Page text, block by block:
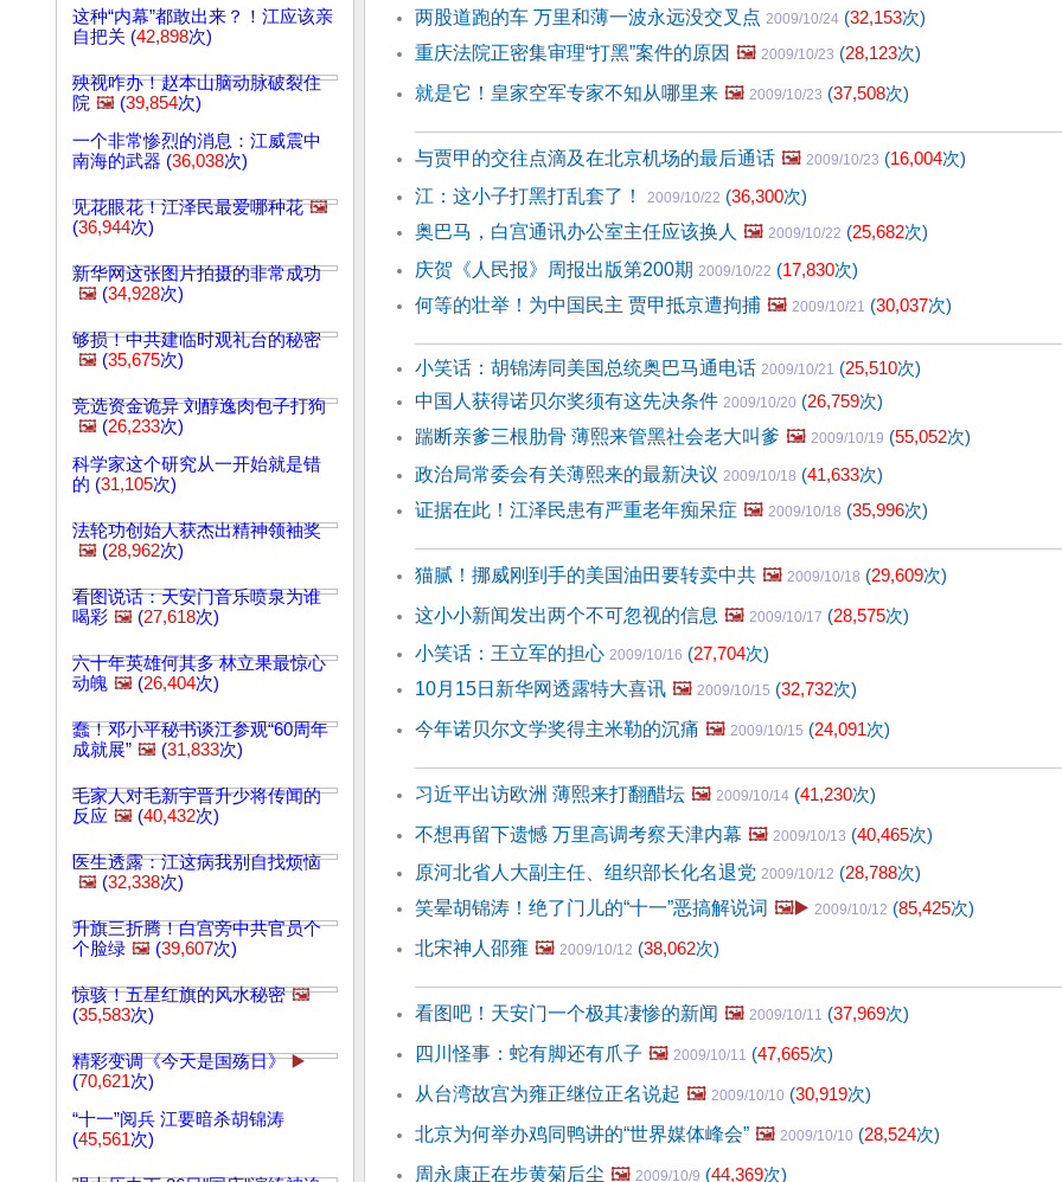
这种“内幕”都敢出来？！江应该亲
自把关 (42,898次)
殃视咋办！赵本山脑动脉破裂住
院 🖼️ (39,854次)
一个非常惨烈的消息：江威震中
南海的武器 (36,038次)
见花眼花！江泽民最爱哪种花 🖼️
(36,944次)
新华网这张图片拍摄的非常成功
🖼️ (34,928次)
够损！中共建临时观礼台的秘密
🖼️ (35,675次)
竞选资金诡异 刘醇逸肉包子打狗
🖼️ (26,233次)
科学家这个研究从一开始就是错
的 (31,105次)
法轮功创始人获杰出精神领袖奖
🖼️ (28,962次)
看图说话：天安门音乐喷泉为谁
喝彩 🖼️ (27,618次)
六十年英雄何其多 林立果最惊心
动魄 🖼️ (26,404次)
蠢！邓小平秘书谈江参观“60周年
成就展” 🖼️ (31,833次)
毛家人对毛新宇晋升少将传闻的
反应 🖼️ (40,432次)
医生透露：江这病我别自找烦恼
🖼️ (32,338次)
升旗三折腾！白宫旁中共官员个
个脸绿 🖼️ (39,607次)
惊骇！五星红旗的风水秘密 🖼️
(35,583次)
精彩变调《今天是国殇日》 ▶️
(70,621次)
“十一”阅兵 江要暗杀胡锦涛
(45,561次)
两股道跑的车 万里和薄一波永远没交叉点 2009/10/24 (32,153次)
重庆法院正密集审理“打黑”案件的原因 🖼️ 2009/10/23 (28,123次)
就是它！皇家空军专家不知从哪里来 🖼️ 2009/10/23 (37,508次)
与贾甲的交往点滴及在北京机场的最后通话 🖼️ 2009/10/23 (16,004次)
江：这小子打黑打乱套了！
2009/10/22 (36,300次)
奥巴马，白宫通讯办公室主任应该换人 🖼️ 2009/10/22 (25,682次)
庆贺《人民报》周报出版第200期 2009/10/22 (17,830次)
何等的壮举！为中国民主 贾甲抵京遭拘捕 🖼️ 2009/10/21 (30,037次)
小笑话：胡锦涛同美国总统奥巴马通电话 2009/10/21 (25,510次)
中国人获得诺贝尔奖须有这先决条件 2009/10/20 (26,759次)
踹断亲爹三根肋骨 薄熙来管黑社会老大叫爹 🖼️ 2009/10/19 (55,052次)
政治局常委会有关薄熙来的最新决议 2009/10/18 (41,633次)
证据在此！江泽民患有严重老年痴呆症 🖼️ 2009/10/18 (35,996次)
猫腻！挪威刚到手的美国油田要转卖中共 🖼️ 2009/10/18 (29,609次)
这小小新闻发出两个不可忽视的信息 🖼️ 2009/10/17 (28,575次)
小笑话：王立军的担心 2009/10/16 (27,704次)
10月15日新华网透露特大喜讯 🖼️ 2009/10/15 (32,732次)
今年诺贝尔文学奖得主米勒的沉痛 🖼️ 2009/10/15 (24,091次)
习近平出访欧洲 薄熙来打翻醋坛 🖼️ 2009/10/14 (41,230次)
不想再留下遗憾 万里高调考察天津内幕 🖼️ 2009/10/13 (40,465次)
原河北省人大副主任、组织部长化名退党 2009/10/12 (28,788次)
笑晕胡锦涛！绝了门儿的“十一”恶搞解说词 🖼️▶️ 2009/10/12 (85,425次)
北宋神人邵雍 🖼️ 2009/10/12 (38,062次)
看图吧！天安门一个极其凄惨的新闻 🖼️ 2009/10/11 (37,969次)
四川怪事：蛇有脚还有爪子 🖼️ 2009/10/11 (47,665次)
从台湾故宫为雍正继位正名说起 🖼️ 2009/10/10 (30,919次)
北京为何举办鸡同鸭讲的“世界媒体峰会” 🖼️ 2009/10/10 (28,524次)
周永康正在步黄菊后尘 🖼️ 2009/10/9 (44,369次)